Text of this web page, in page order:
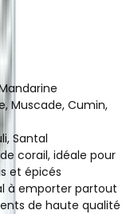
Muscade, Cumin,
Santal
corail, idéale pour
et épicés
à emporter partout
de haute qualité